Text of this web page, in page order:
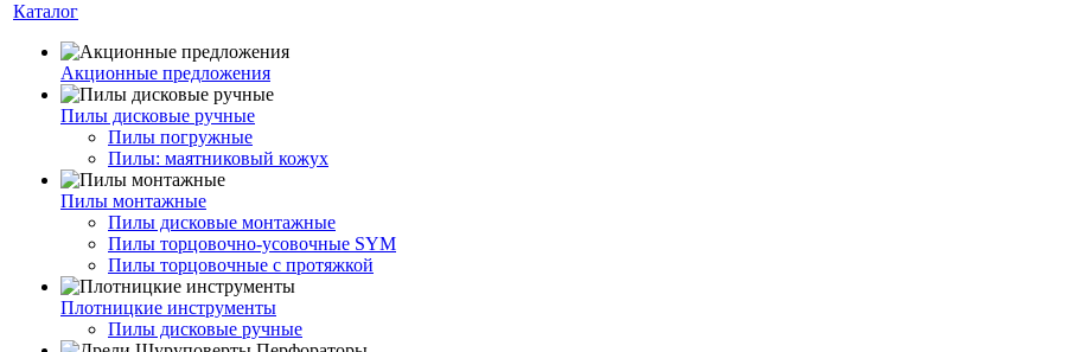
Каталог
Акционные предложения
Пилы дисковые ручные
Пилы погружные
Пилы: маятниковый кожух
Пилы монтажные
Пилы дисковые монтажные
Пилы торцовочно-усовочные SYM
Пилы торцовочные с протяжкой
Плотницкие инструменты
Пилы дисковые ручные